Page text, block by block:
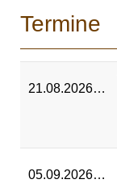
Termine
21.08.2026…
05.09.2026…